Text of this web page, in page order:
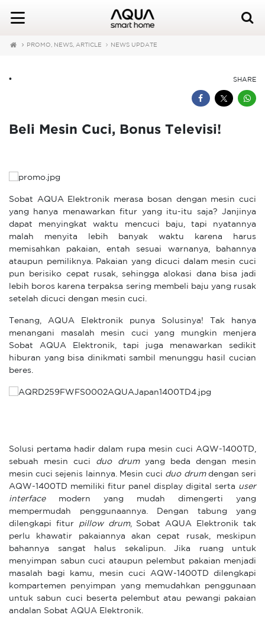
PROMO, NEWS, ARTICLE NEWS UPDATE
SHARE
•
Beli Mesin Cuci, Bonus Televisi!
Sobat AQUA Elektronik merasa bosan dengan mesin cuci
yang hanya menawarkan fitur yang itu-itu saja? Janjinya
dapat menyingkat waktu mencuci baju, tapi nyatannya
malah menyita lebih banyak waktu karena harus
memisahkan pakaian, entah sesuai warnanya, bahannya
ataupun pemiliknya. Pakaian yang dicuci dalam mesin cuci
pun berisiko cepat rusak, sehingga alokasi dana bisa jadi
lebih boros karena terpaksa sering membeli baju yang rusak
setelah dicuci dengan mesin cuci.
Tenang, AQUA Elektronik punya Solusinya! Tak hanya
menangani masalah mesin cuci yang mungkin menjera
Sobat AQUA Elektronik, tapi juga menawarkan sedikit
hiburan yang bisa dinikmati sambil menunggu hasil cucian
beres.
Solusi pertama hadir dalam rupa mesin cuci AQW-1400TD,
sebuah mesin cuci duo drum yang beda dengan mesin
mesin cuci sejenis lainnya. Mesin cuci duo drumdengan seri
AQW-1400TD memiliki fitur panel display digital serta user
interfacemodern yang mudah dimengerti yang
mempermudah penggunaannya. Dengan tabung yang
dilengkapi fitur
pillow drum, Sobat AQUA Elektronik tak
perlu khawatir pakaiannya akan cepat rusak, meskipun
bahannya sangat halus sekalipun. Jika ruang untuk
menyimpan sabun cuci ataupun pelembut pakaian menjadi
masalah bagi kamu, mesin cuci AQW-1400TD dilengkapi
kompartemen penyimpan yang memudahkan penggunaan
untuk sabun cuci beserta pelembut atau pewangi pakaian
andalan Sobat AQUA Elektronik.